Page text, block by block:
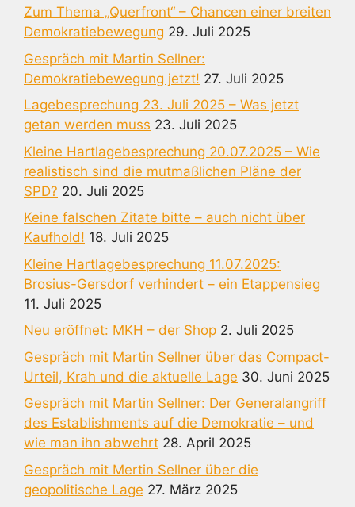
Zum Thema „Querfront“ – Chancen einer breiten
Demokratiebewegung 29. Juli 2025
Gespräch mit Martin Sellner:
Demokratiebewegung jetzt! 27. Juli 2025
Lagebesprechung 23. Juli 2025 – Was jetzt
getan werden muss 23. Juli 2025
Kleine Hartlagebesprechung 20.07.2025 – Wie
realistisch sind die mutmaßlichen Pläne der
SPD? 20. Juli 2025
Keine falschen Zitate bitte – auch nicht über
Kaufhold! 18. Juli 2025
Kleine Hartlagebesprechung 11.07.2025:
Brosius-Gersdorf verhindert – ein Etappensieg
11. Juli 2025
Neu eröffnet: MKH – der Shop 2. Juli 2025
Gespräch mit Martin Sellner über das Compact-
Urteil, Krah und die aktuelle Lage 30. Juni 2025
Gespräch mit Martin Sellner: Der Generalangriff
des Establishments auf die Demokratie – und
wie man ihn abwehrt 28. April 2025
Gespräch mit Mertin Sellner über die
geopolitische Lage 27. März 2025